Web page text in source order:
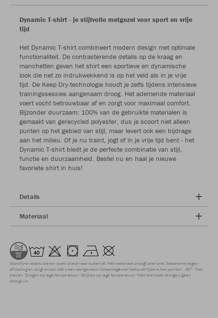
Dynamic T-shirt - je stijlvolle metgezel voor sport en vrije
tijd
Het Dynamic T-shirt combineert modern design met optimale
functionaliteit. De contrasterende details op de kraag en
manchetten geven het shirt een sportieve en dynamische
look die net zo indrukwekkend is op het veld als in je vrije
tijd. De Keep Dry-technologie houdt je zelfs tijdens intensieve
trainingssessies aangenaam droog. Het ademende materiaal
voert vocht betrouwbaar af en zorgt voor maximaal comfort.
Bijzonder duurzaam: 100% van de gebruikte materialen is
gemaakt van gerecycled polyester, dus je scoort niet alleen
punten op het gebied van stijl, maar levert ook een bijdrage
aan het milieu. Of je nu traint, jogt of in je vrije tijd bent - het
Dynamic T-shirt biedt je de perfecte combinatie van stijl,
functie en duurzaamheid. Bestel nu en haal je nieuwe
favoriete shirt in huis!
Details
Materiaal
Microfijne vezels voeren vocht direct naar buiten af. Het materiaal droogt zeer snel, beschermt tegen
afkoeling en zorgt ervoor dat u een aangenaam lichaamsgevoel behoudt tijdens het sporten. 40° Niet
bleken Drogen op lage temperatuur Strijken op lage temperatuur Niet chemisch reinigen/geen
droogkuis